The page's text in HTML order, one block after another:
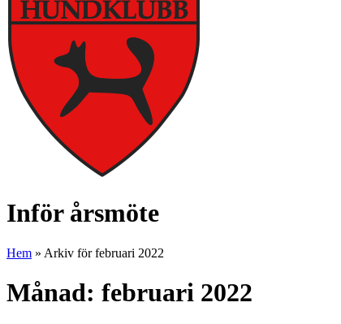
Inför årsmöte
Hem » Arkiv för februari 2022
Månad: februari 2022